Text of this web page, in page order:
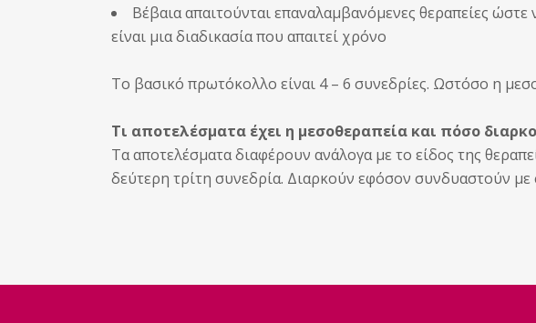
Βέβαια απαιτούνται επαναλαμβανόμενες θεραπείες
είναι μια διαδικασία που απαιτεί χρόνο
Το βασικό πρωτόκολλο είναι 4 – 6 συνεδρίες. Ωστόσο η
Τι αποτελέσματα έχει η μεσοθεραπεία και πόσο
Τα αποτελέσματα διαφέρουν ανάλογα με το είδος της
δεύτερη τρίτη συνεδρία. Διαρκούν εφόσον συνδυαστούν